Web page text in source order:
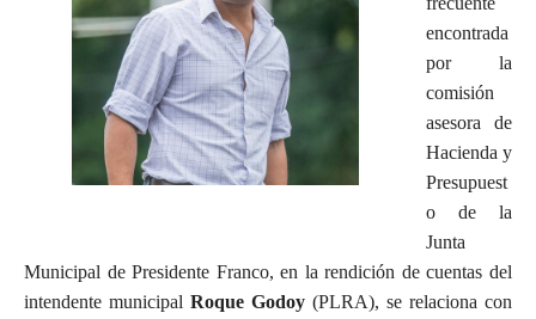
encontrada
por la
comisión
asesora de
Hacienda y
Presupuest
o de la
Junta
Municipal de Presidente Franco, en la rendición de cuentas del
intendente municipal Roque Godoy (PLRA), se relaciona con